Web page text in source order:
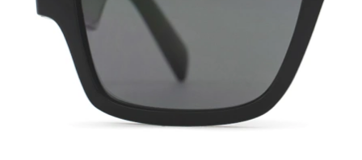
42 mm
Înălțime lentilă Lățimea lentilei
Lățimea